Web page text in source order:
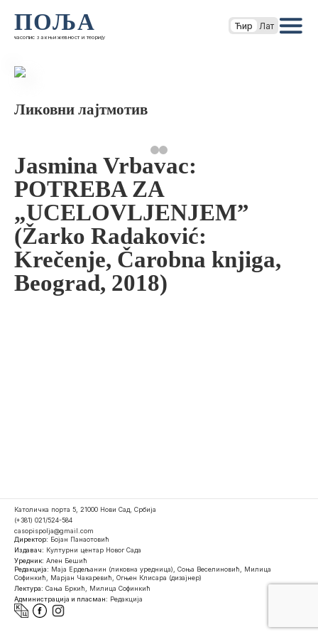
ПОЉА
часопис за књижевност и теорију
Ћир Лат
Ликовни лајтмотив
Jasmina Vrbavac:
POTREBA ZA
„UCELOVLJENJEM”
(Žarko Radaković:
Krečenje, Čarobna knjiga,
Beograd, 2018)
Католичка порта 5, 21000 Нови Сад, Србија
(+381) 021/524-584
casopispolja@gmail.com
Директор: Бојан Панаотовић
Издавач: Културни центар Новог Сада
Уредник: Ален Бешић
Редакција: Маја Ердељанин (ликовна уредница), Соња Веселиновић, Милица
Софинкић, Марјан Чакаревић, Огњен Клисара (дизајнер)
Лектура: Сања Бркић, Милица Софинкић
Администрација и пласман: Редакција